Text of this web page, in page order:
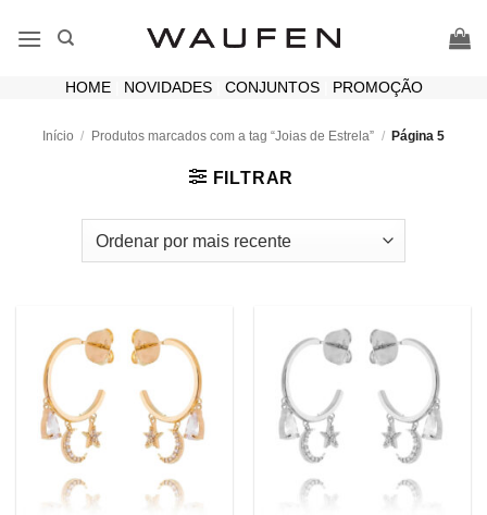
HOME| NOVIDADES| CONJUNTOS| PROMOÇÃO
Início / Produtos marcados com a tag “Joias de Estrela” / Página 5
FILTRAR